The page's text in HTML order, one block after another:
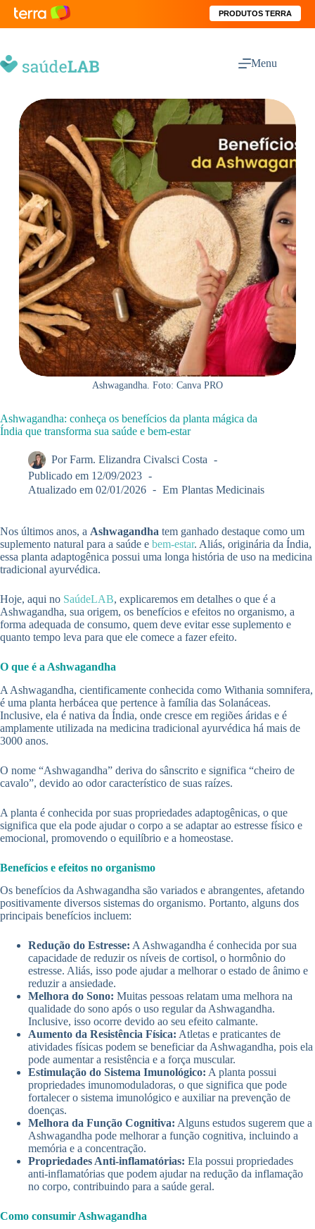
PRODUTOS TERRA
Menu
Ashwagandha. Foto: Canva PRO
Ashwagandha: conheça os benefícios da planta mágica da
Índia que transforma sua saúde e bem-estar
Por Farm. Elizandra Civalsci Costa
Publicado em 12/09/2023
Atualizado em 02/01/2026 Em Plantas Medicinais
Nos últimos anos, a Ashwagandha tem ganhado destaque como um
suplemento natural para a saúde e bem-estar. Aliás, originária da Índia,
essa planta adaptogênica possui uma longa história de uso na medicina
tradicional ayurvédica.
Hoje, aqui no SaúdeLAB, explicaremos em detalhes o que é a
Ashwagandha, sua origem, os benefícios e efeitos no organismo, a
forma adequada de consumo, quem deve evitar esse suplemento e
quanto tempo leva para que ele comece a fazer efeito.
O que é a Ashwagandha
A Ashwagandha, cientificamente conhecida como Withania somnifera,
é uma planta herbácea que pertence à família das Solanáceas.
Inclusive, ela é nativa da Índia, onde cresce em regiões áridas e é
amplamente utilizada na medicina tradicional ayurvédica há mais de
3000 anos.
O nome “Ashwagandha” deriva do sânscrito e significa “cheiro de
cavalo”, devido ao odor característico de suas raízes.
A planta é conhecida por suas propriedades adaptogênicas, o que
significa que ela pode ajudar o corpo a se adaptar ao estresse físico e
emocional, promovendo o equilíbrio e a homeostase.
Benefícios e efeitos no organismo
Os benefícios da Ashwagandha são variados e abrangentes, afetando
positivamente diversos sistemas do organismo. Portanto, alguns dos
principais benefícios incluem:
Redução do Estresse: A Ashwagandha é conhecida por sua
capacidade de reduzir os níveis de cortisol, o hormônio do
estresse. Aliás, isso pode ajudar a melhorar o estado de ânimo e
reduzir a ansiedade.
Melhora do Sono: Muitas pessoas relatam uma melhora na
qualidade do sono após o uso regular da Ashwagandha.
Inclusive, isso ocorre devido ao seu efeito calmante.
Aumento da Resistência Física: Atletas e praticantes de
atividades físicas podem se beneficiar da Ashwagandha, pois ela
pode aumentar a resistência e a força muscular.
Estimulação do Sistema Imunológico: A planta possui
propriedades imunomoduladoras, o que significa que pode
fortalecer o sistema imunológico e auxiliar na prevenção de
doenças.
Melhora da Função Cognitiva: Alguns estudos sugerem que a
Ashwagandha pode melhorar a função cognitiva, incluindo a
memória e a concentração.
Propriedades Anti-inflamatórias: Ela possui propriedades
anti-inflamatórias que podem ajudar na redução da inflamação
no corpo, contribuindo para a saúde geral.
Como consumir Ashwagandha